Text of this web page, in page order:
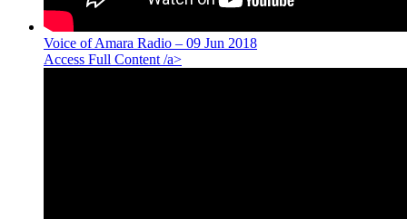
Voice of Amara Radio – 09 Jun 2018
Access Full Content /a>